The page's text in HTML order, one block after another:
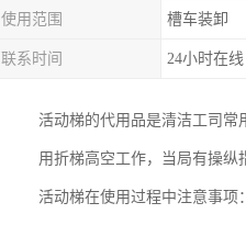
使用范围 槽车装卸
联系时间 24小时在线
活动梯的代用品是清洁工司常
用折梯高空工作，当局有操纵
活动梯在使用过程中注意事项：